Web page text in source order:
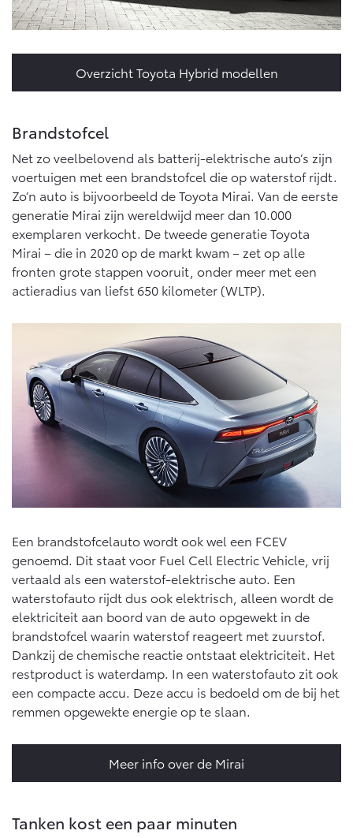
Overzicht Toyota Hybrid modellen
Brandstofcel
Net zo veelbelovend als batterij-elektrische auto’s zijn
voertuigen met een brandstofcel die op waterstof rijdt.
Zo’n auto is bijvoorbeeld de Toyota Mirai. Van de eerste
generatie Mirai zijn wereldwijd meer dan 10.000
exemplaren verkocht. De tweede generatie Toyota
Mirai – die in 2020 op de markt kwam – zet op alle
fronten grote stappen vooruit, onder meer met een
actieradius van liefst 650 kilometer (WLTP).
Een brandstofcelauto wordt ook wel een FCEV
genoemd. Dit staat voor Fuel Cell Electric Vehicle, vrij
vertaald als een waterstof-elektrische auto. Een
waterstofauto rijdt dus ook elektrisch, alleen wordt de
elektriciteit aan boord van de auto opgewekt in de
brandstofcel waarin waterstof reageert met zuurstof.
Dankzij de chemische reactie ontstaat elektriciteit. Het
restproduct is waterdamp. In een waterstofauto zit ook
een compacte accu. Deze accu is bedoeld om de bij het
remmen opgewekte energie op te slaan.
Meer info over de Mirai
Tanken kost een paar minuten